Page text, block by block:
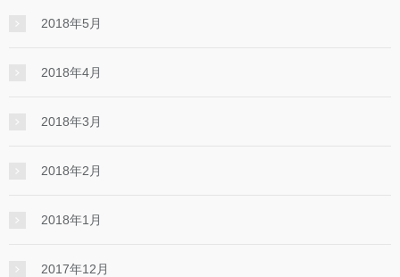
2018年5月
2018年4月
2018年3月
2018年2月
2018年1月
2017年12月